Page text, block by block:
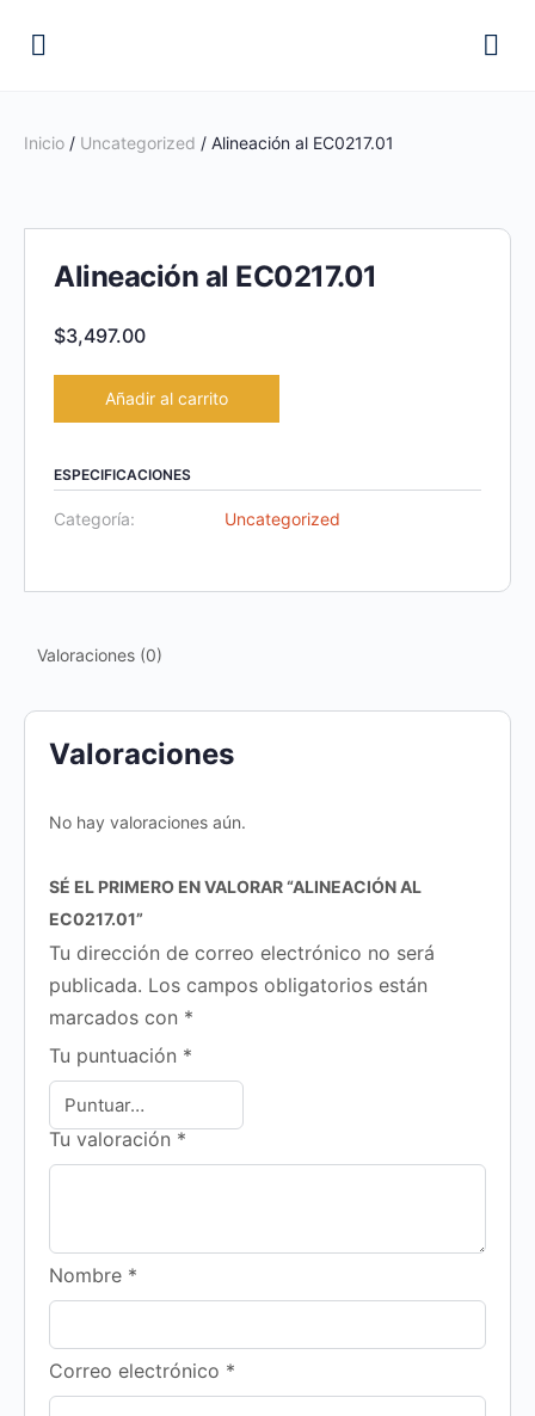
Inicio / Uncategorized / Alineación al EC0217.01
Alineación al EC0217.01
$3,497.00
Añadir al carrito
ESPECIFICACIONES
Categoría: Uncategorized
Valoraciones (0)
Valoraciones
No hay valoraciones aún.
SÉ EL PRIMERO EN VALORAR “ALINEACIÓN AL
EC0217.01”
Tu dirección de correo electrónico no será
publicada. Los campos obligatorios están
marcados con *
Tu puntuación *
Tu valoración *
Nombre *
Correo electrónico *